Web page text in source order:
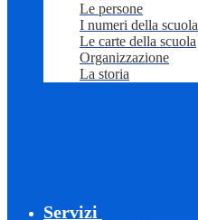
Le persone
I numeri della scuola
Le carte della scuola
Organizzazione
La storia
Servizi